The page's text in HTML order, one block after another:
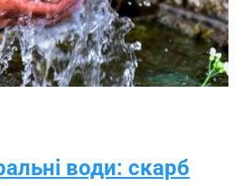
води: скарб